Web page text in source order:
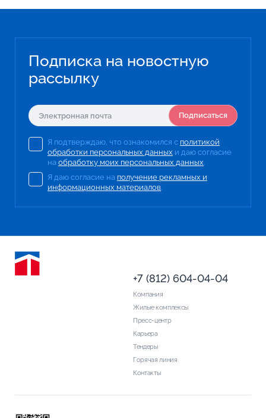
Подписка на новостную
рассылку
Подписаться
Я подтверждаю, что ознакомился с политикой
обработки персональных данных и даю согласие
на обработку моих персональных данных.
Я даю согласие на получение рекламных и
информационных материалов.
Компания
Жилые комплексы
Пресс-центр
Карьера
Тендеры
Горячая линия
Контакты
+7 (812) 604-04-04